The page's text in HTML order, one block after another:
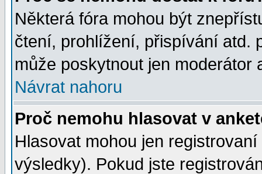
Některá fóra mohou být
čtení, prohlížení, přispívání atd.
může poskytnout jen moderátor
Návrat nahoru
Proč nemohu hlasovat v
Hlasovat mohou jen
výsledky). Pokud jste